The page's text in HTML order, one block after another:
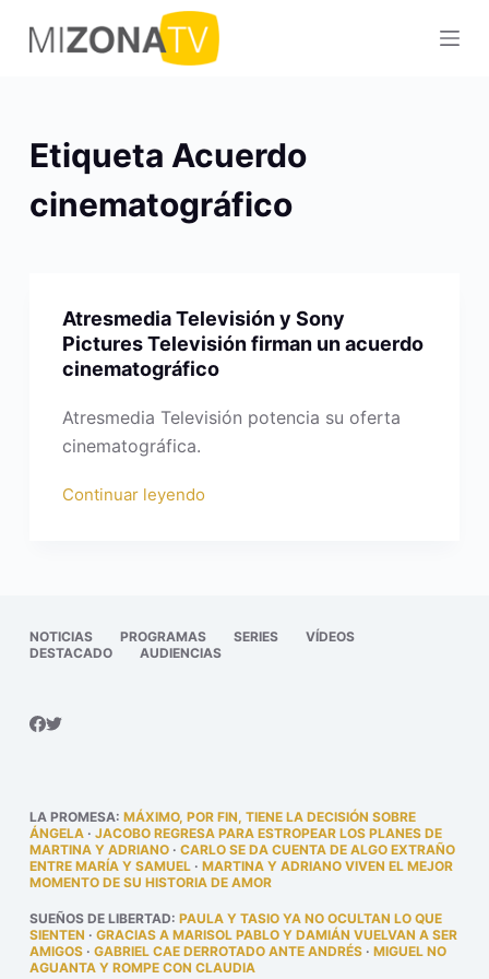
S
a
aEtiqueta Acuerdo
cinematográfico
Atresmedia Televisión y Sony
Pictures Televisión firman un acuerdo
cinematográfico
Atresmedia Televisión potencia su oferta
cinematográfica.
Continuar leyendo
NOTICIAS PROGRAMAS SERIES
VÍDEOS
DESTACADO
AUDIENCIAS
LA PROMESA: MÁXIMO, POR FIN, TIENE LA DECISIÓN SOBRE
ÁNGELA· JACOBO REGRESA PARA ESTROPEAR LOS PLANES DE
MARTINA Y ADRIANO· CARLO SE DA CUENTA DE ALGO EXTRAÑO
ENTRE MARÍA Y SAMUEL· MARTINA Y ADRIANO VIVEN EL MEJOR
MOMENTO DE SU HISTORIA DE AMOR
SUEÑOS DE LIBERTAD: PAULA Y TASIO YA NO OCULTAN LO QUE
SIENTEN · GRACIAS A MARISOL PABLO Y DAMIÁN VUELVAN A SER
AMIGOS· GABRIEL CAE DERROTADO ANTE ANDRÉS· MIGUEL NO
AGUANTA Y ROMPE CON CLAUDIA